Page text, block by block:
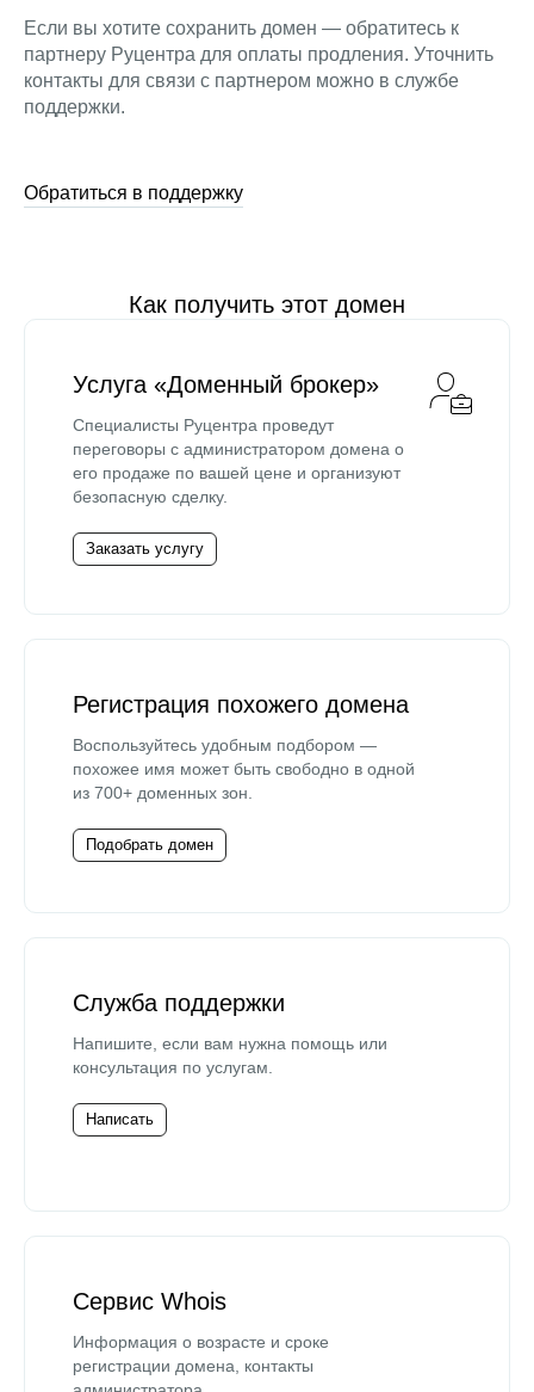
Если вы хотите сохранить домен — обратитесь к
партнеру Руцентра для оплаты продления. Уточнить
контакты для связи с партнером можно в службе
поддержки.
Обратиться в поддержку
Как получить этот домен
Услуга «Доменный брокер»
Специалисты Руцентра проведут
переговоры с администратором домена о
его продаже по вашей цене и организуют
безопасную сделку.
Заказать услугу
Регистрация похожего домена
Воспользуйтесь удобным подбором —
похожее имя может быть свободно в одной
из 700+ доменных зон.
Подобрать домен
Служба поддержки
Напишите, если вам нужна помощь или
консультация по услугам.
Написать
Сервис Whois
Информация о возрасте и сроке
регистрации домена, контакты